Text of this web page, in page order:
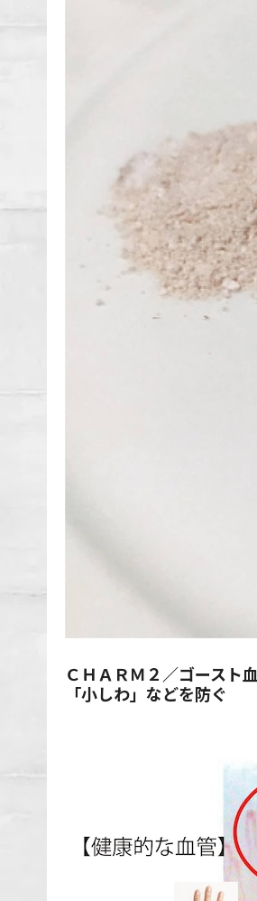
ＣＨＡＲＭ２／ゴースト
「小しわ」などを防ぐ